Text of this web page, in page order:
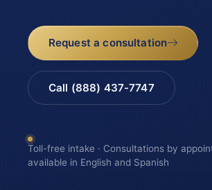
Request a consultation
Call (888) 437-7747
Toll-free intake · Consultations by
available in English and Spanish